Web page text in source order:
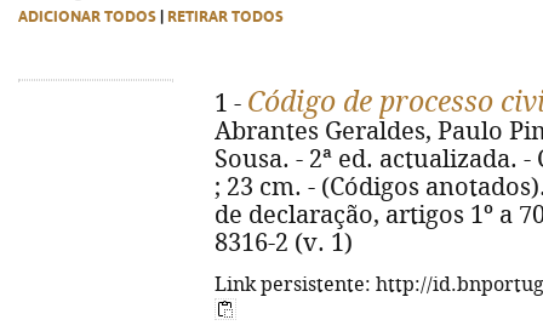
ADICIONAR TODOS RETIRAR TODOS
1 - Código de processo
Abrantes Geraldes, Paulo
Sousa. - 2ª ed. actualizada.
; 23 cm. - (Códigos
de declaração, artigos 1º a
8316-2 (v. 1)
Link persistente: http://